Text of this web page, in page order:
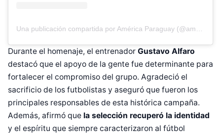
Una publicación compartida por América Paraguay (@americatvpy)
Durante el homenaje, el entrenador Gustavo Alfaro
destacó que el apoyo de la gente fue determinante para
fortalecer el compromiso del grupo. Agradeció el
sacrificio de los futbolistas y aseguró que fueron los
principales responsables de esta histórica campaña.
Además, afirmó que la selección recuperó la identidad
y el espíritu que siempre caracterizaron al fútbol